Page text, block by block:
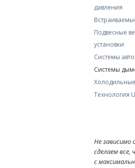
давления
Подвесные
установки
Системы
Системы
Технология
Не зависимо
сделаем
с